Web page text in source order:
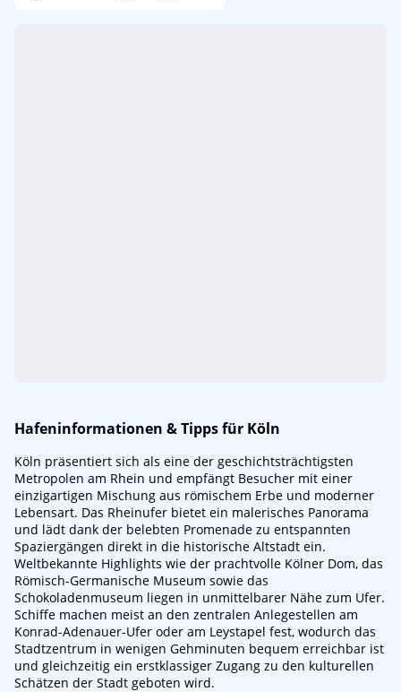
Hafeninformationen & Tipps für Köln
Köln präsentiert sich als eine der geschichtsträchtigsten
Metropolen am Rhein und empfängt Besucher mit einer
einzigartigen Mischung aus römischem Erbe und moderner
Lebensart. Das Rheinufer bietet ein malerisches Panorama
und lädt dank der belebten Promenade zu entspannten
Spaziergängen direkt in die historische Altstadt ein.
Weltbekannte Highlights wie der prachtvolle Kölner Dom, das
Römisch-Germanische Museum sowie das
Schokoladenmuseum liegen in unmittelbarer Nähe zum Ufer.
Schiffe machen meist an den zentralen Anlegestellen am
Konrad-Adenauer-Ufer oder am Leystapel fest, wodurch das
Stadtzentrum in wenigen Gehminuten bequem erreichbar ist
und gleichzeitig ein erstklassiger Zugang zu den kulturellen
Schätzen der Stadt geboten wird.